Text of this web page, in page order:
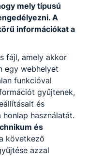
ács,
Biberach an
Csíkszereda
mely típusú
A
információkat a
fájl, amely akkor
egy webhelyet
funkcióval
gyűjtenek,
és
használatát.
és
következő
azzal